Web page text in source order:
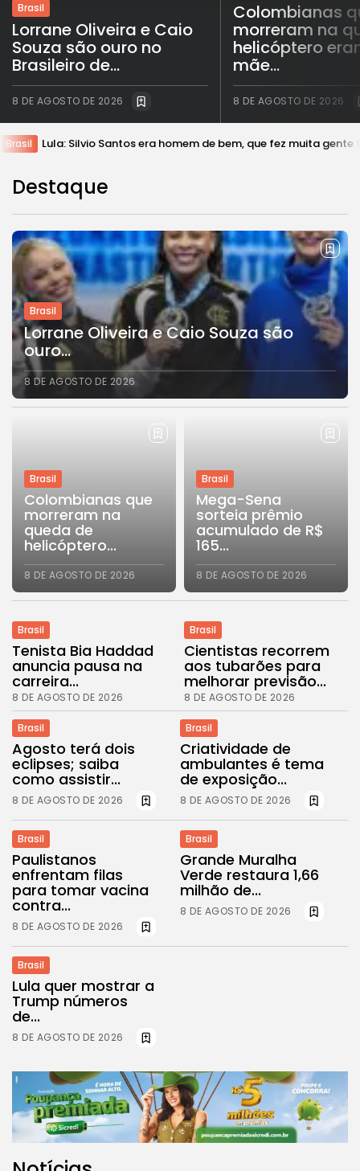
Brasil
Lorrane Oliveira e Caio
Souza são ouro no
Brasileiro de...
8 DE AGOSTO DE 2026
Colombianas
morreram na
helicóptero
mãe...
8 DE AGOSTO DE 2026
Brasil Lula: Silvio Santos era homem de bem, que fez muita gente
Destaque
Brasil
Lorrane Oliveira e Caio Souza são
ouro...
8 DE AGOSTO DE 2026
Brasil
Colombianas que
morreram na
queda de
helicóptero...
8 DE AGOSTO DE 2026
Brasil
Mega-Sena
sorteia prêmio
acumulado de R$
165...
8 DE AGOSTO DE 2026
Brasil
Tenista Bia Haddad
anuncia pausa na
carreira...
8 DE AGOSTO DE 2026
Brasil
Cientistas recorrem
aos tubarões para
melhorar previsão...
8 DE AGOSTO DE 2026
Brasil
Agosto terá dois
eclipses; saiba
como assistir...
8 DE AGOSTO DE 2026
Brasil
Criatividade de
ambulantes é tema
de exposição...
8 DE AGOSTO DE 2026
Brasil
Paulistanos
enfrentam filas
para tomar vacina
contra...
8 DE AGOSTO DE 2026
Brasil
Grande Muralha
Verde restaura 1,66
milhão de...
8 DE AGOSTO DE 2026
Brasil
Lula quer mostrar a
Trump números
de...
8 DE AGOSTO DE 2026